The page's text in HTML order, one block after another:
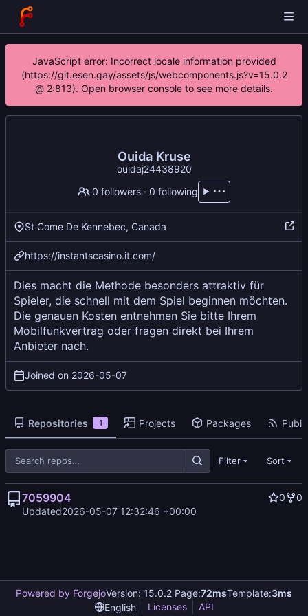
JavaScript error: Incorrect locale information provided
(https://git.esen.gay/assets/js/webcomponents.js?v=15.0.2
@ 2:813). Open browser console to see more details.
Ouida Kruse
ouidaj24438920
0 followers ·0 following
St Come De Kennebec, Canada
https://instantscasino.it.com/
Dies macht die Methode besonders attraktiv für
Spieler, die schnell mit dem Spiel beginnen möchten.
Die genauen Kosten entnehmen Sie bitte Ihrem
Mobilfunkvertrag oder fragen direkt bei Ihrem
Anbieter nach.
Joined on 2026-05-07
Repositories 1 Projects Packages
Filter Sort
7059904 0
0
Updated2026-05-07 12:32:46 +00:00
Powered by ForgejoVersion: 15.0.2 Page:72msTemplate:3ms
English
Licenses API